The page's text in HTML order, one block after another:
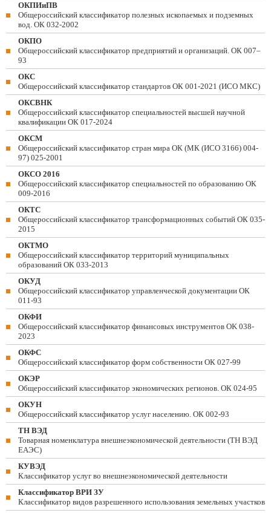
ОКПИиПВ
Общероссийский классификатор полезных ископаемых и подземных
вод. ОК 032-2002
ОКПО
Общероссийский классификатор предприятий и организаций. ОК 007–
93
ОКС
Общероссийский классификатор стандартов ОК 001-2021 (ИСО МКС)
ОКСВНК
Общероссийский классификатор специальностей высшей научной
квалификации ОК 017-2024
ОКСМ
Общероссийский классификатор стран мира ОК (МК (ИСО 3166) 004-
97) 025-2001
ОКСО 2016
Общероссийский классификатор специальностей по образованию ОК
009-2016
ОКТС
Общероссийский классификатор трансформационных событий ОК 035-
2015
ОКТМО
Общероссийский классификатор территорий муниципальных
образований ОК 033-2013
ОКУД
Общероссийский классификатор управленческой документации ОК
011-93
ОКФИ
Общероссийский классификатор финансовых инструментов OK 038-
2023
ОКФС
Общероссийский классификатор форм собственности ОК 027-99
ОКЭР
Общероссийский классификатор экономических регионов. ОК 024-95
ОКУН
Общероссийский классификатор услуг населению. ОК 002-93
ТН ВЭД
Товарная номенклатура внешнеэкономической деятельности (ТН ВЭД
ЕАЭС)
КУВЭД
Классификатор услуг во внешнеэкономической деятельности
Классификатор ВРИ ЗУ
Классификатор видов разрешенного использования земельных участков